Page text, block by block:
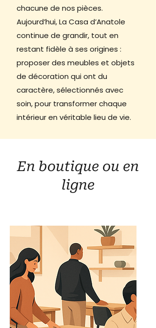
chacune de nos pièces.
Aujourd’hui, La Casa d’Anatole
continue de grandir, tout en
restant fidèle à ses origines :
proposer des meubles et objets
de décoration qui ont du
caractère, sélectionnés avec
soin, pour transformer chaque
intérieur en véritable lieu de vie.
En boutique ou en
ligne